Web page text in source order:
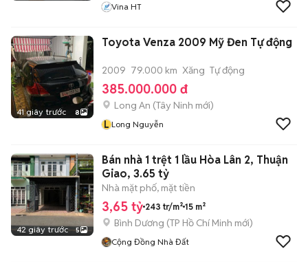
Vina HT
41 giây trước 8
Toyota Venza 2009 Mỹ Đen Tự động
2009 79.000 km Xăng Tự động
385.000.000 đ
Long An (Tây Ninh mới)
L Long Nguyễn
42 giây trước 5
Bán nhà 1 trệt 1 lầu Hòa Lân 2, Thuận
Giao, 3.65 tỷ
Nhà mặt phố, mặt tiền
3,65 tỷ 243 tr/m² 15 m²
Bình Dương (TP Hồ Chí Minh mới)
Cộng Đồng Nhà Đất